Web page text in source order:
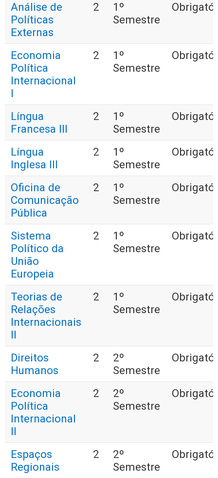
Análise de
Políticas
Externas
2
1º
Semestre
Economia
Política
Internacional
I
2
1º
Semestre
Língua
Francesa III
2
1º
Semestre
Língua
Inglesa III
2
1º
Semestre
Oficina de
Comunicação
Pública
2
1º
Semestre
Sistema
Político da
União
Europeia
2
1º
Semestre
Teorias de
Relações
Internacionais
II
2
1º
Semestre
Direitos
Humanos
2
2º
Semestre
Economia
Política
Internacional
II
2
2º
Semestre
Espaços
Regionais
2
2º
Semestre